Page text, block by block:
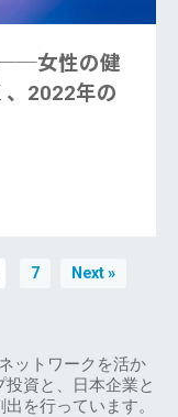
──女性の健
、2022年の
7 Next »
ットワークを活か
資と、日本企業と
を行っています。